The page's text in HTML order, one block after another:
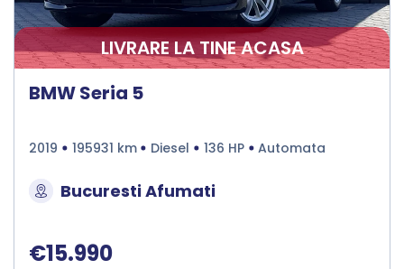
LIVRARE LA TINE ACASA
BMW Seria 5
2019 195931 km Diesel 136 HP Automata
Bucuresti Afumati
€15.990